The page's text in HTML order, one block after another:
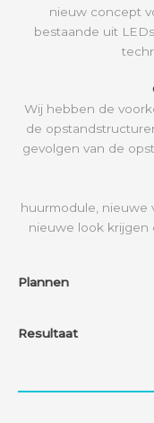
nieuw concept
bestaande uit
Wij hebben de
de
gevolgen van de
huurmodule, nieuwe
nieuwe look krijgen
Plannen
Resultaat